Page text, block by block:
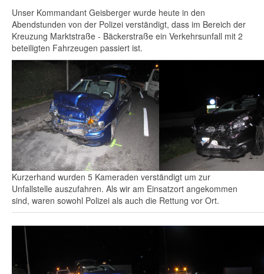
Unser Kommandant Geisberger wurde heute in den
Abendstunden von der Polizei verständigt, dass im Bereich der
Kreuzung Marktstraße - Bäckerstraße ein Verkehrsunfall mit 2
beteiligten Fahrzeugen passiert ist.
Kurzerhand wurden 5 Kameraden verständigt um zur
Unfallstelle auszufahren. Als wir am Einsatzort angekommen
sind, waren sowohl Polizei als auch die Rettung vor Ort.